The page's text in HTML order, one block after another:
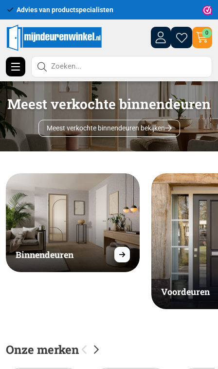
Uitgebreid assortiment uit voorraad leverbaar
0
Zoeken...
Meest verkochte binnendeuren
Meest verkochte binnendeuren bekijken
Binnendeuren
Voordeuren
Onze merken